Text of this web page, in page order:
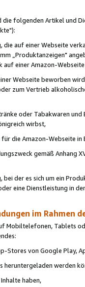
die folgenden Artikel und
die auf einer Webseite
„Produktanzeigen"
auf einer Amazon-
Webseite beworben
zum Vertrieb
oder Tabakwaren
wirbst,
die Amazon-Webseite in
gemäß Anhang
der es sich um ein
eine Dienstleistung in
im Rahmen
Mobiltelefonen, Tablets
Stores von Google Play,
heruntergeladen werden
haben,